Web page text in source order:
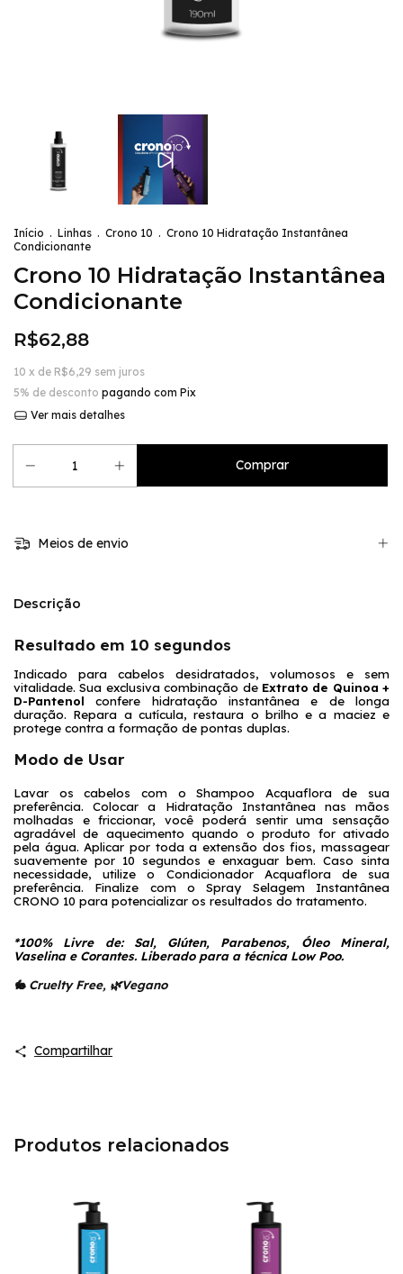
Início . Linhas . Crono 10 . Crono 10 Hidratação Instantânea
Condicionante
Crono 10 Hidratação Instantânea
Condicionante
R$62,88
10 x de R$6,29 sem juros
5% de desconto pagando com Pix
Ver mais detalhes
Meios de envio
Descrição
Resultado em 10 segundos
Indicado para cabelos desidratados, volumosos e sem
vitalidade. Sua exclusiva combinação de Extrato de Quinoa +
D-Pantenol confere hidratação instantânea e de longa
duração. Repara a cutícula, restaura o brilho e a maciez e
protege contra a formação de pontas duplas.
Modo de Usar
Lavar os cabelos com o Shampoo Acquaflora de sua
preferência. Colocar a Hidratação Instantânea nas mãos
molhadas e friccionar, você poderá sentir uma sensação
agradável de aquecimento quando o produto for ativado
pela água. Aplicar por toda a extensão dos fios, massagear
suavemente por 10 segundos e enxaguar bem. Caso sinta
necessidade, utilize o Condicionador Acquaflora de sua
preferência. Finalize com o Spray Selagem Instantânea
CRONO 10 para potencializar os resultados do tratamento.
*100% Livre de: Sal, Glúten, Parabenos, Óleo Mineral,
Vaselina e Corantes. Liberado para a técnica Low Poo.
🐇 Cruelty Free, 🌿Vegano
Compartilhar
Produtos relacionados